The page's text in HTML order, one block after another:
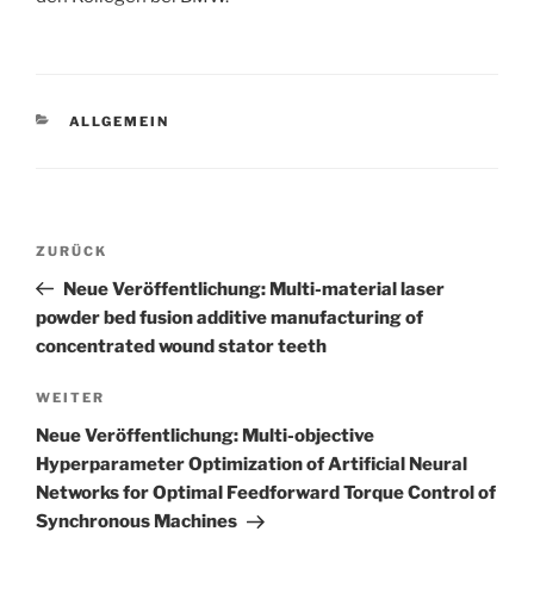
KATEGORIEN
ALLGEMEIN
Beitragsnavigation
Vorheriger
Beitrag
ZURÜCK
Neue Veröffentlichung: Multi-material laser
powder bed fusion additive manufacturing of
concentrated wound stator teeth
Nächster
Beitrag
WEITER
Neue Veröffentlichung: Multi-objective
Hyperparameter Optimization of Artificial Neural
Networks for Optimal Feedforward Torque Control of
Synchronous Machines